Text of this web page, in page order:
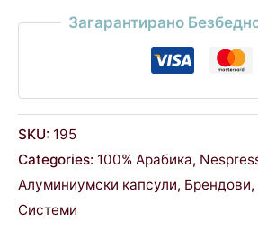
Загарантирано
SKU: 195
Categories: 100% Арабика,
Алуминиумски капсули, Брендови,
Системи